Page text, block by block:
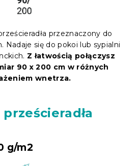
przeznaczony do
Nadaje się do pokoi lub sypialni
Z łatwością połączysz
90 x 200 cm w różnych
wnetrza.
g/m2